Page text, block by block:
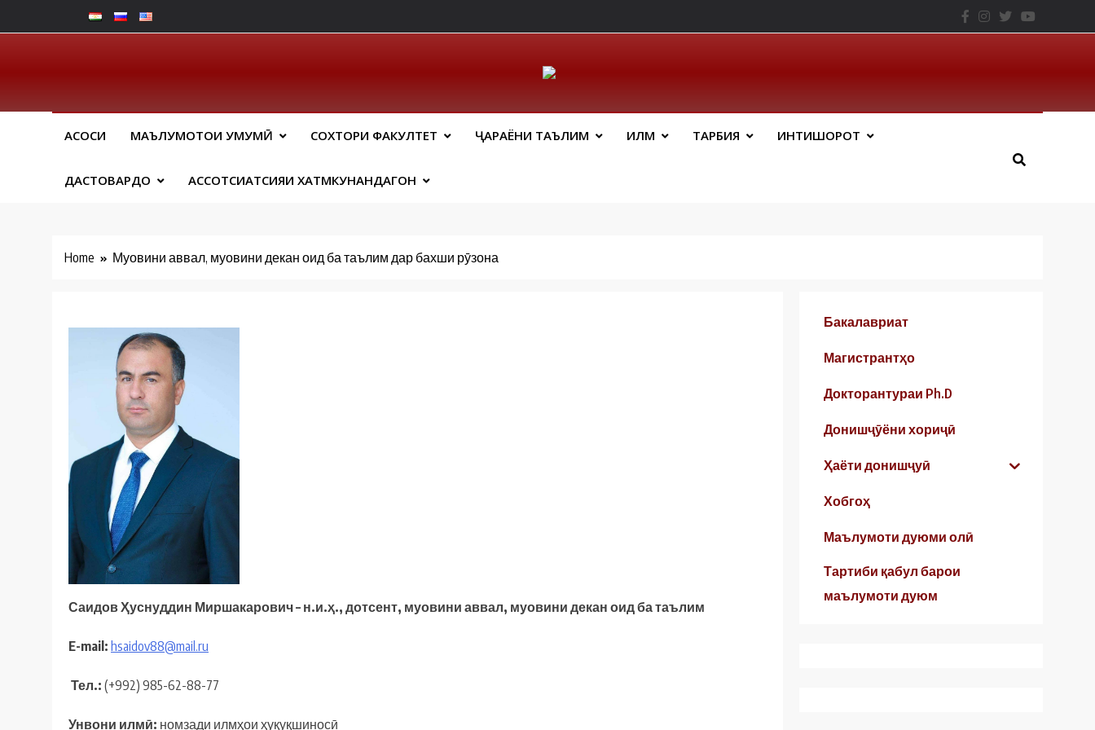
to
Юридический Факальтет – ТНУ
АСОСИ МАЪЛУМОТҲОИ УМУМӢ СОХТОРИ ФАКУЛТЕТ ҶАРАЁНИ ТАЪЛИМ ИЛМ ТАРБИЯ ИНТИШОРОТ
ДАСТОВАРДҲО АССОТСИАТСИЯИ ХАТМКУНАНДАГОН
Home Муовини аввал, муовини декан оид ба таълим дар бахши рӯзона
Саидов Ҳуснуддин Миршакарович – н.и.ҳ., дотсент, муовини аввал, муовини декан оид ба таълим
E-mail: hsaidov88@mail.ru
Тел.: (+992) 985-62-88-77
Унвони илмӣ: номзади илмҳои ҳуқуқшиносӣ
Бакалавриат
Магистрантҳо
Докторантураи Ph.D
Донишҷӯёни хориҷӣ
Ҳаёти донишҷуӣ
Хобгоҳ
Маълумоти дуюми олӣ
Тартиби қабул барои
маълумоти дуюм